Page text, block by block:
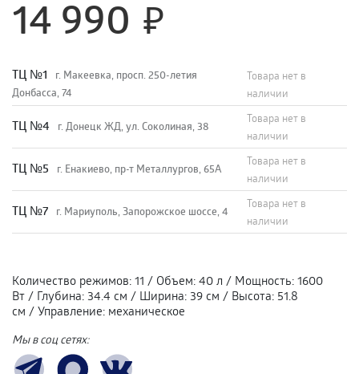
14 990
TЦ №1
г. Макеевка, просп. 250-летия
Донбасса, 74
Товара нет в
наличии
TЦ №4 г. Донецк ЖД, ул. Соколиная, 38
Товара нет в
наличии
TЦ №5 г. Енакиево, пр-т Металлургов, 65А
Товара нет в
наличии
ТЦ №7 г. Мариуполь, Запорожское шоссе, 4
Товара нет в
наличии
Количество режимов: 11 / Объем: 40 л / Мощность: 1600
Вт / Глубина: 34.4 см / Ширина: 39 см / Высота: 51.8
см / Управление: механическое
Мы в соц сетях: